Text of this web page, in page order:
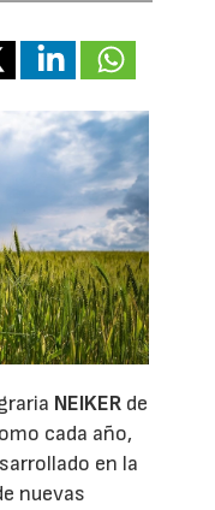
NEIKER de
cada año,
en la
nuevas